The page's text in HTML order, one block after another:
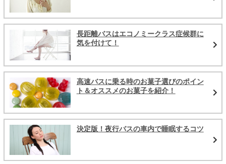
長距離バスはエコノミークラス症候群に
気を付けて！
高速バスに乗る時のお菓子選びのポイン
ト＆オススメのお菓子を紹介！
決定版！夜行バスの車内で睡眠するコツ